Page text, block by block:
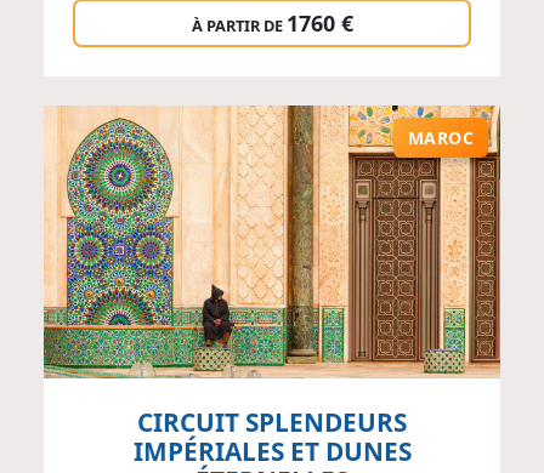
À PARTIR DE 1760 €
MAROC
CIRCUIT SPLENDEURS
IMPÉRIALES ET DUNES